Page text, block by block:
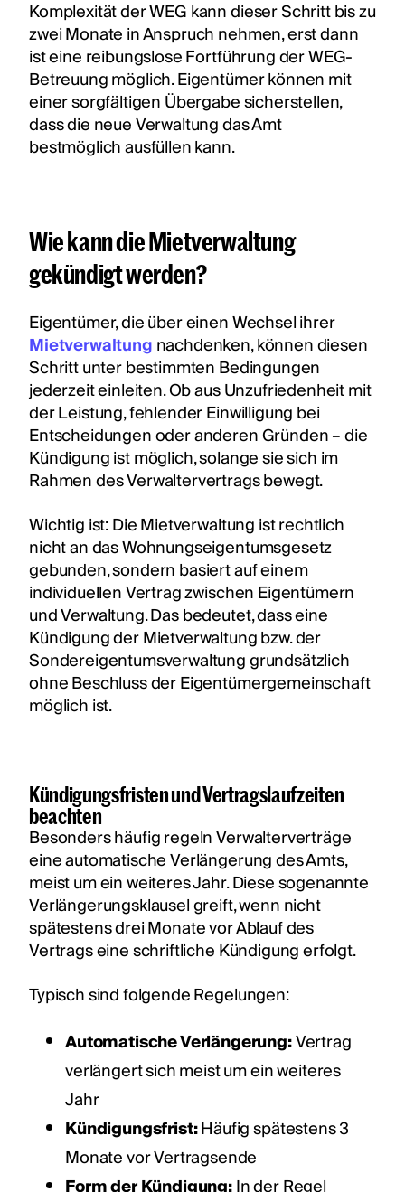
Komplexität der WEG kann dieser Schritt bis zu
zwei Monate in Anspruch nehmen, erst dann
ist eine reibungslose Fortführung der WEG-
Betreuung möglich. Eigentümer können mit
einer sorgfältigen Übergabe sicherstellen,
dass die neue Verwaltung das Amt
bestmöglich ausfüllen kann.
Wie kann die Mietverwaltung
gekündigt werden?
Eigentümer, die über einen Wechsel ihrer
Mietverwaltungnachdenken, können diesen
Schritt unter bestimmten Bedingungen
jederzeit einleiten. Ob aus Unzufriedenheit mit
der Leistung, fehlender Einwilligung bei
Entscheidungen oder anderen Gründen – die
Kündigung ist möglich, solange sie sich im
Rahmen des Verwaltervertrags bewegt.
Wichtig ist: Die Mietverwaltung ist rechtlich
nicht an das Wohnungseigentumsgesetz
gebunden, sondern basiert auf einem
individuellen Vertrag zwischen Eigentümern
und Verwaltung. Das bedeutet, dass eine
Kündigung der Mietverwaltung bzw. der
Sondereigentumsverwaltung grundsätzlich
ohne Beschluss der Eigentümergemeinschaft
möglich ist.
Kündigungsfristen und Vertragslaufzeiten
beachten
Besonders häufig regeln Verwalterverträge
eine automatische Verlängerung des Amts,
meist um ein weiteres Jahr. Diese sogenannte
Verlängerungsklausel greift, wenn nicht
spätestens drei Monate vor Ablauf des
Vertrags eine schriftliche Kündigung erfolgt.
Typisch sind folgende Regelungen:
Automatische Verlängerung:Vertrag
verlängert sich meist um ein weiteres
Jahr
Kündigungsfrist:Häufig spätestens 3
Monate vor Vertragsende